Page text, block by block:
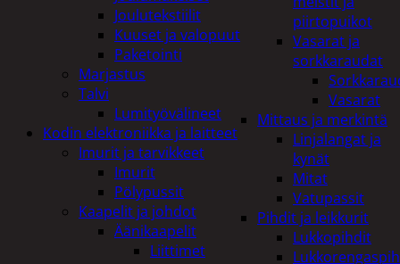
piirtopuikot
Vasarat ja
sorkkaraudat
Vasarat
Mittaus ja merkintä
Linjalangat ja
kynät
Mitat
Vatupassit
Pihdit ja leikkurit
Lukkopihdit
Joulutekstiilit
Kuuset ja valopuut
Paketointi
Marjastus
Talvi
Lumityövälineet
Kodin elektroniikka ja laitteet
Imurit ja tarvikkeet
Imurit
Pölypussit
Kaapelit ja johdot
Äänikaapelit
Liittimet